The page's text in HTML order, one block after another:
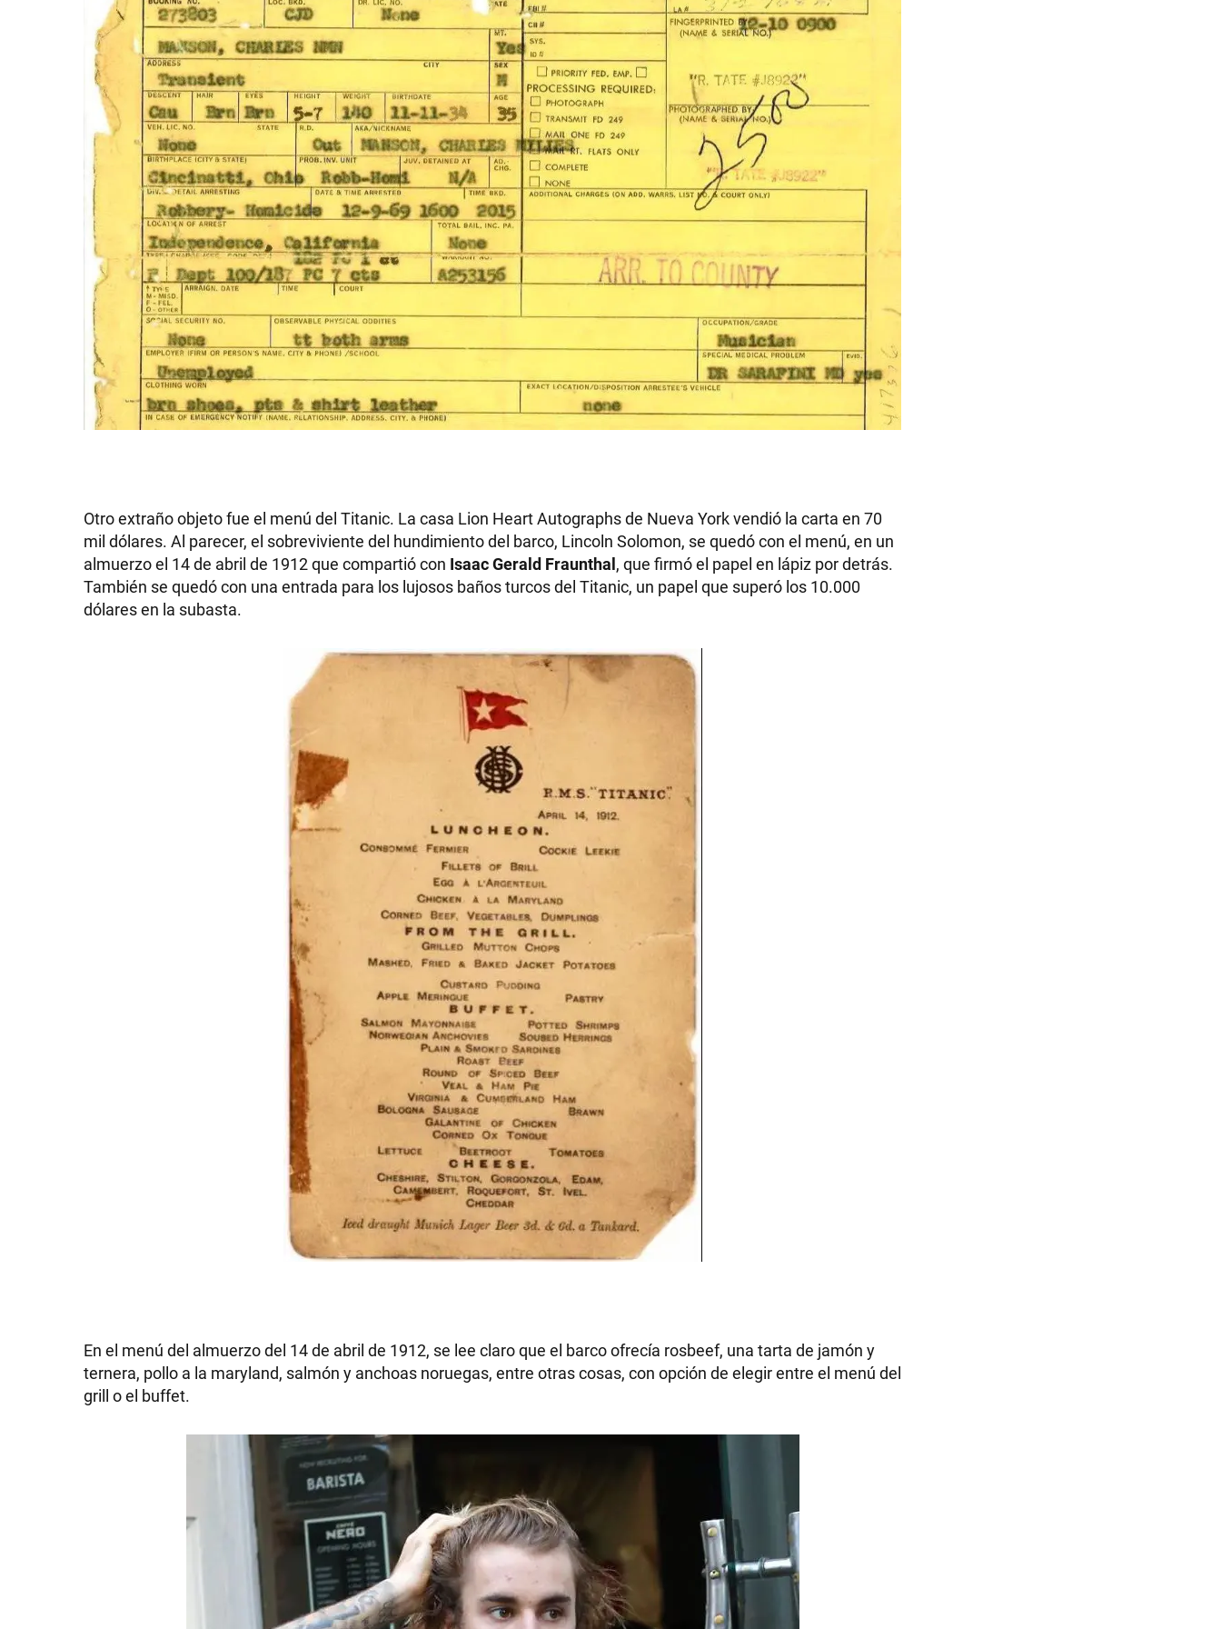
Otro extraño objeto fue el menú del Titanic. La casa Lion Heart Autographs de Nueva York vendió la carta en 70
mil dólares. Al parecer, el sobreviviente del hundimiento del barco, Lincoln Solomon, se quedó con el menú, en un
almuerzo el 14 de abril de 1912 que compartió con Isaac Gerald Fraunthal, que firmó el papel en lápiz por detrás.
También se quedó con una entrada para los lujosos baños turcos del Titanic, un papel que superó los 10.000
dólares en la subasta.
En el menú del almuerzo del 14 de abril de 1912, se lee claro que el barco ofrecía rosbeef, una tarta de jamón y
ternera, pollo a la maryland, salmón y anchoas noruegas, entre otras cosas, con opción de elegir entre el menú del
grill o el buffet.
SHOW
POLÍTICA
ACTUALIDAD
POLICIALES
ECONOMÍA
HERMANO
DEPORTES
TECNOLOGÍA
RECETAS
PALABRAS
HORÓSCOPO
Seguinos